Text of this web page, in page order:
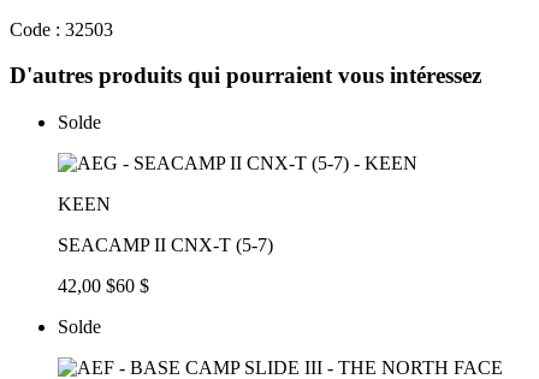
Code : 32503
D'autres produits qui pourraient vous intéressez
Solde
KEEN
SEACAMP II CNX-T (5-7)
42,00 $60 $
Solde